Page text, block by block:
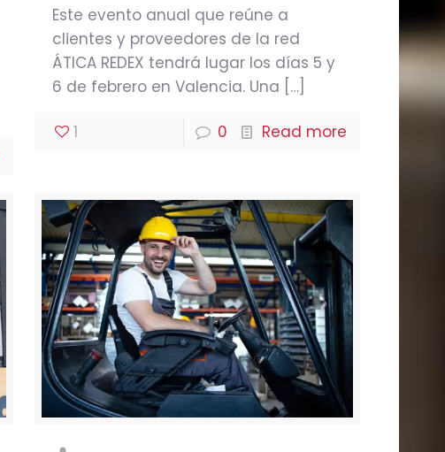
Este evento anual que reúne a
clientes y proveedores de la red
ÁTICA REDEX tendrá lugar los días 5 y
6 de febrero en Valencia. Una […]
1 0 Read more